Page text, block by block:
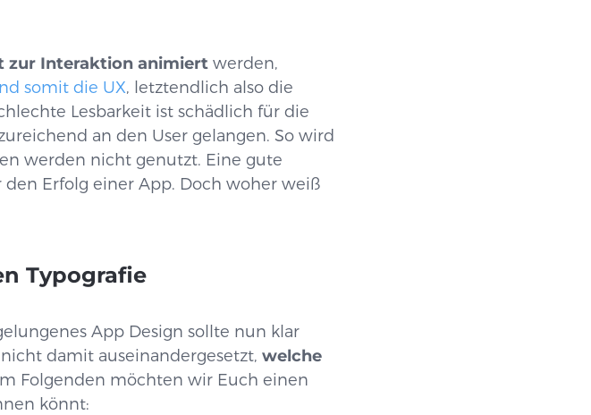
zur Interaktion animiert werden,
somit die UX, letztendlich also die
Lesbarkeit ist schädlich für die
an den User gelangen. So wird
werden nicht genutzt. Eine gute
den Erfolg einer App. Doch woher weiß
Typografie
App Design sollte nun klar
damit auseinandergesetzt, welche
Folgenden möchten wir Euch einen
könnt: